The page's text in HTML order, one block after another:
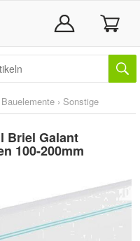
› Sonstige
Briel Galant
100-200mm